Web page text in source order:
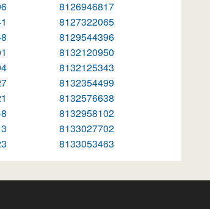
8126946817
8127322065
8129544396
8132120950
8132125343
8132354499
8132576638
8132958102
8133027702
8133053463